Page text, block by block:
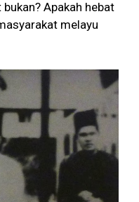
Apakah hebat
melayu